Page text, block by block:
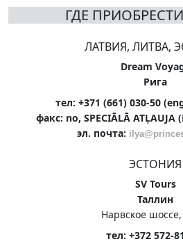
ГДЕ
ЛАТВИЯ, ЛИТВА,
Dream
Рига
тел: +371 (661) 030-50
факс: no, SPECIĀLĀ ATĻAUJA
эл. почта:
ЭСТОНИЯ
SV Tours
Таллин
Нарвское
тел: +372 572-